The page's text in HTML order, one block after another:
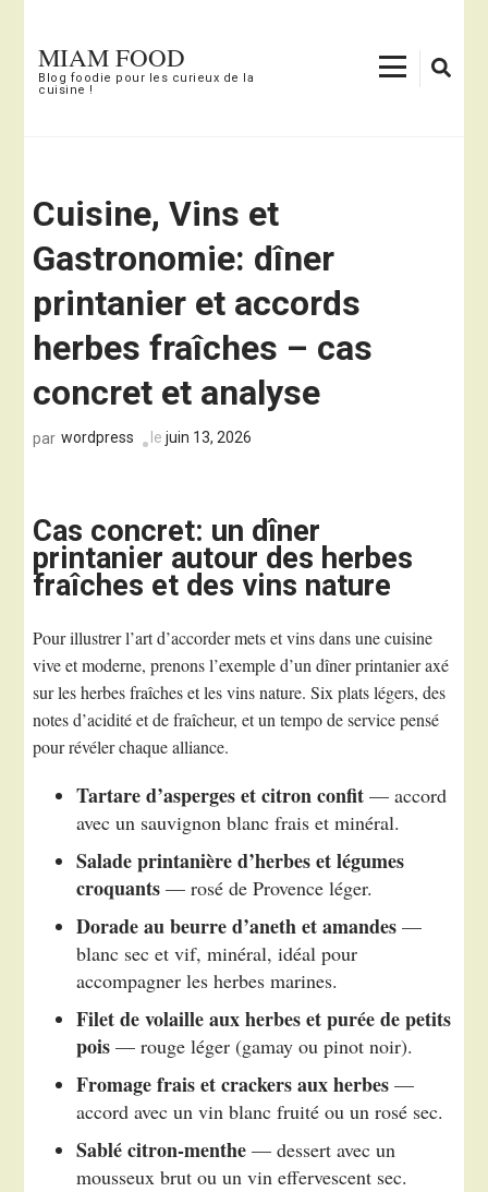
contenu
(Pressez
MIAM FOOD
Blog foodie pour les curieux de la
cuisine !
Cuisine, Vins et
Gastronomie: dîner
printanier et accords
herbes fraîches – cas
concret et analyse
par wordpress lejuin 13, 2026
Cas concret: un dîner
printanier autour des herbes
fraîches et des vins nature
Pour illustrer l’art d’accorder mets et vins dans une cuisine
vive et moderne, prenons l’exemple d’un dîner printanier axé
sur les herbes fraîches et les vins nature. Six plats légers, des
notes d’acidité et de fraîcheur, et un tempo de service pensé
pour révéler chaque alliance.
Tartare d’asperges et citron confit — accord
avec un sauvignon blanc frais et minéral.
Salade printanière d’herbes et légumes
croquants — rosé de Provence léger.
Dorade au beurre d’aneth et amandes —
blanc sec et vif, minéral, idéal pour
accompagner les herbes marines.
Filet de volaille aux herbes et purée de petits
pois — rouge léger (gamay ou pinot noir).
Fromage frais et crackers aux herbes —
accord avec un vin blanc fruité ou un rosé sec.
Sablé citron-menthe — dessert avec un
mousseux brut ou un vin effervescent sec.